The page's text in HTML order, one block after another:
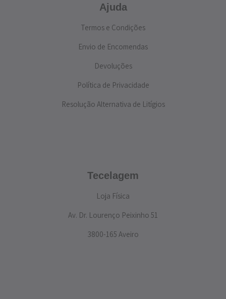
Ajuda
Termos e Condições
Envio de Encomendas
Devoluções
Política de Privacidade
Resolução Alternativa de Litígios
Tecelagem
Loja Física
Av. Dr. Lourenço Peixinho 51
3800-165 Aveiro